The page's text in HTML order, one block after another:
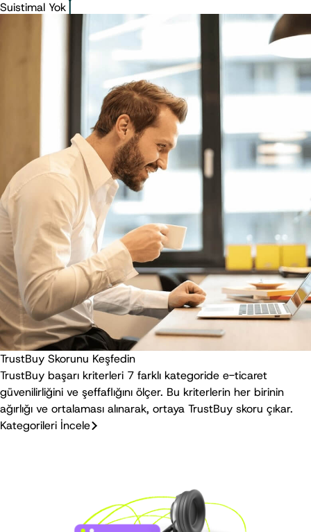
Suistimal Yok
TrustBuy Skorunu Keşfedin
TrustBuy başarı kriterleri 7 farklı kategoride e-ticaret
güvenilirliğini ve şeffaflığını ölçer. Bu kriterlerin her birinin
ağırlığı ve ortalaması alınarak, ortaya TrustBuy skoru çıkar.
Kategorileri İncele